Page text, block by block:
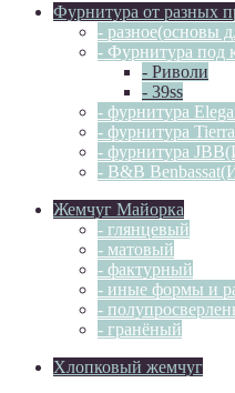
Фурнитура от разных
- разное(основы
- Фурнитура под
- Риволи
- 39ss
- фурнитура
- фурнитура
- фурнитура
- B&B
Жемчуг Майорка
- глянцевый
- матовый
- фактурный
- иные формы и
-
- гранёный
Хлопковый жемчуг